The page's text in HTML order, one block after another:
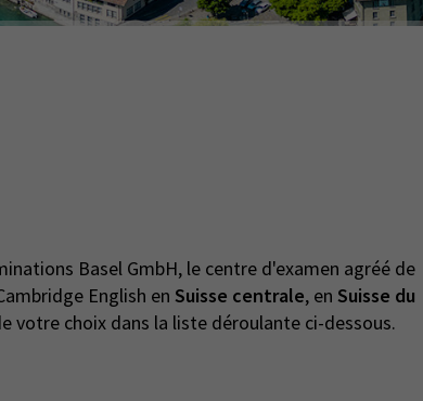
Basel GmbH, le centre d'examen agréé de
English en Suisse centrale, en Suisse du
votre choix dans la liste déroulante ci-dessous.